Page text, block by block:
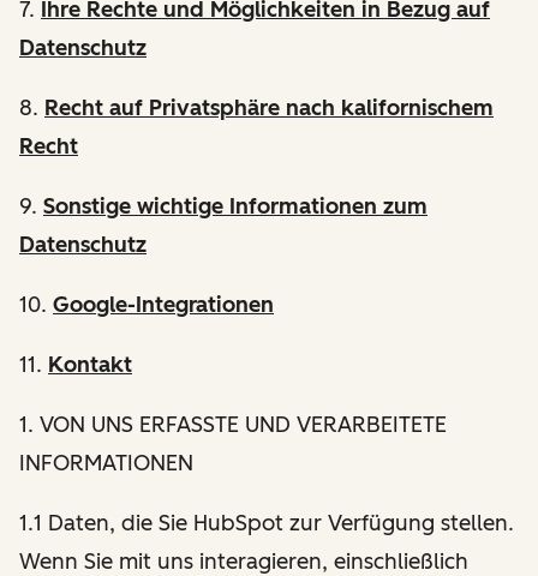
7. Ihre Rechte und Möglichkeiten in Bezug auf
Datenschutz
8. Recht auf Privatsphäre nach kalifornischem
Recht
9. Sonstige wichtige Informationen zum
Datenschutz
10. Google-Integrationen
11. Kontakt
1. VON UNS ERFASSTE UND VERARBEITETE
INFORMATIONEN
1.1 Daten, die Sie HubSpot zur Verfügung stellen.
Wenn Sie mit uns interagieren, einschließlich